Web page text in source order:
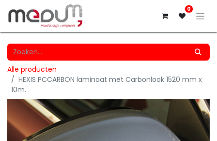
0
Alle producten
HEXIS PCCARBON laminaat met Carbonlook 1520 mm x
10m.